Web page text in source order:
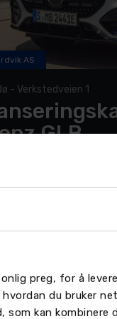
preg, for å
du bruker
som kan kombinere
AS
- Verkstedveien 1
GLB
nye GLB-
EQ-teknologi,
lading med
romslig plass for